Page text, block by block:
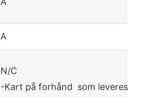
A
N/C
-Kart på forhånd som leveres